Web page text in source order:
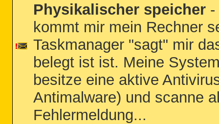
Physikalischer speicher -
kommt mir mein Rechner
Taskmanager "sagt" mir
belegt ist ist. Meine
besitze eine aktive
Antimalware) und scanne
Fehlermeldung...